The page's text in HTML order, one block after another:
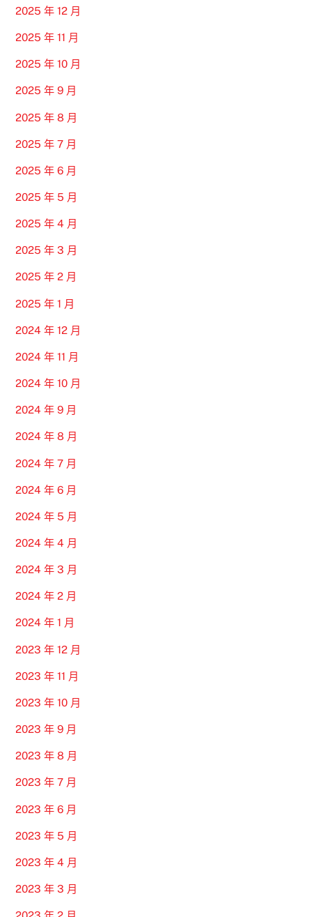
2025 年 12 月
2025 年 11 月
2025 年 10 月
2025 年 9 月
2025 年 8 月
2025 年 7 月
2025 年 6 月
2025 年 5 月
2025 年 4 月
2025 年 3 月
2025 年 2 月
2025 年 1 月
2024 年 12 月
2024 年 11 月
2024 年 10 月
2024 年 9 月
2024 年 8 月
2024 年 7 月
2024 年 6 月
2024 年 5 月
2024 年 4 月
2024 年 3 月
2024 年 2 月
2024 年 1 月
2023 年 12 月
2023 年 11 月
2023 年 10 月
2023 年 9 月
2023 年 8 月
2023 年 7 月
2023 年 6 月
2023 年 5 月
2023 年 4 月
2023 年 3 月